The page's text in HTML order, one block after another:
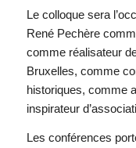
Le colloque sera
René Pechère
comme réalisateur
Bruxelles, comme
historiques, comme
inspirateur
Les conférences